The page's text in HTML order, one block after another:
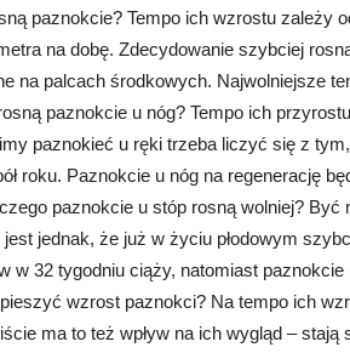
paznokcie? Tempo ich wzrostu zależy
na dobę. Zdecydowanie szybciej
na palcach środkowych. Najwolniejsze
paznokcie u nóg? Tempo ich
paznokieć u ręki trzeba liczyć się z
roku. Paznokcie u nóg na regenerację
paznokcie u stóp rosną wolniej?
jednak, że już w życiu płodowym
w 32 tygodniu ciąży, natomiast
wzrost paznokci? Na tempo ich
ma to też wpływ na ich wygląd –